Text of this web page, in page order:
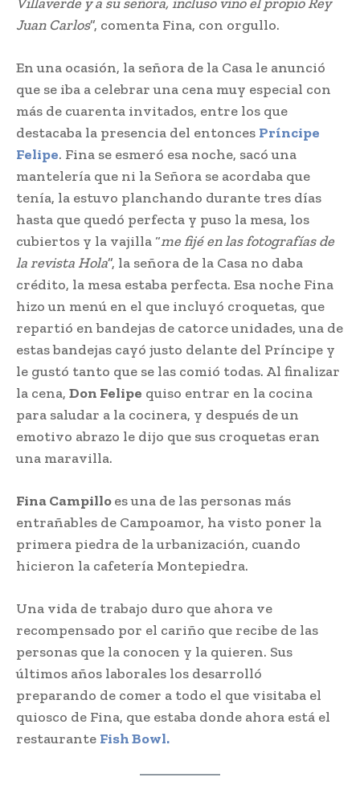
Juan Carlos”, comenta Fina,​ con orgullo.​
En una ocasión, la señora de la Casa le​ anunció
que se iba a celebrar una cena​ muy especial con
más de cuarenta invitados,​ entre los que
destacaba la presencia​ del entonces Príncipe
Felipe. Fina se​ esmeró esa noche, sacó una
mantelería​ que ni la Señora se acordaba que
tenía,​ la estuvo planchando durante tres días​
hasta que quedó perfecta y puso la mesa,​ los
cubiertos y la vajilla “me fijé en las fotografías​ de
la revista Hola”, la señora de​ la Casa no daba
crédito, la mesa estaba​ perfecta. Esa noche Fina
hizo un menú​ en el que incluyó croquetas, que
repartió​ en bandejas de catorce unidades, una​ de
estas bandejas cayó justo delante del​ Príncipe y
le gustó tanto que se las comió​ todas. Al finalizar
la cena, Don Felipe quiso​ entrar en la cocina
para saludar a la cocinera,​ y después de un
emotivo abrazo le​ dijo que sus croquetas eran
una maravilla.​
Fina Campilloes una de las personas más​
entrañables de Campoamor, ha visto poner​ la
primera piedra de la urbanización,​ cuando
hicieron la cafetería Montepiedra.​
Una vida de trabajo duro que ahora ve
recompensado​ por el cariño que recibe de​ las
personas que la conocen y la quieren.​ Sus
últimos años laborales los desarrolló​
preparando de comer a todo el que visitaba​ el
quiosco de Fina, que estaba donde​ ahora está el
restaurante Fish Bowl.